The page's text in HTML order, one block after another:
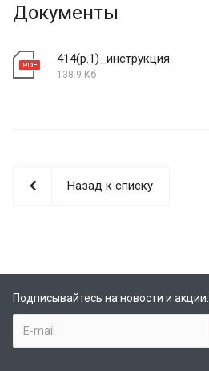
Документы
414(р.1)_инструкция
138.9 Кб
Назад к списку
Подписывайтесь на новости и акции: